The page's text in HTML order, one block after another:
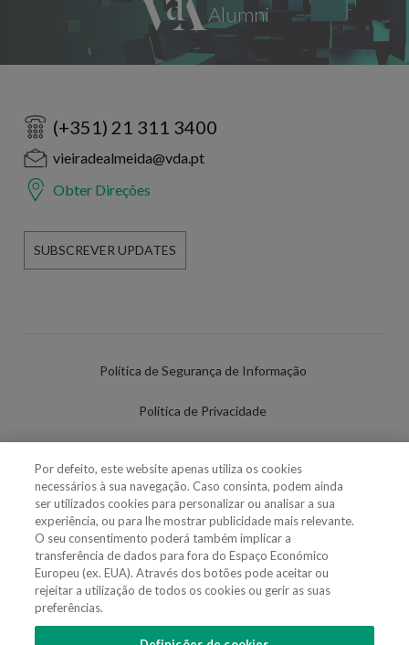
(+351) 21 311 3400
vieiradealmeida@vda.pt
Obter Direções
SUBSCREVER UPDATES
Política de Segurança de Informação
Política de Privacidade
Política de Cookies
Definições de cookies
Uso Fraudulento Nome/Marca
Por defeito, este website apenas utiliza os cookies
necessários à sua navegação. Caso consinta, podem ainda
ser utilizados cookies para personalizar ou analisar a sua
experiência, ou para lhe mostrar publicidade mais relevante.
O seu consentimento poderá também implicar a
transferência de dados para fora do Espaço Económico
Europeu (ex. EUA). Através dos botões pode aceitar ou
rejeitar a utilização de todos os cookies ou gerir as suas
preferências.